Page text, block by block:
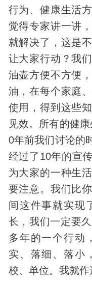
行为、健康生活
觉得专家讲一讲
就解决了，这是
让大家行动？我
油壶方便不方便
油，在每个家庭
使用，得到这些
见效。所有的健
0年前我们讨论的
经过了10年的宣
为大家的一种生
要注意。我们比
间这件事就实现
长，我们一定要
多年的一个行动
实、落细、落小
校、单位。我就作